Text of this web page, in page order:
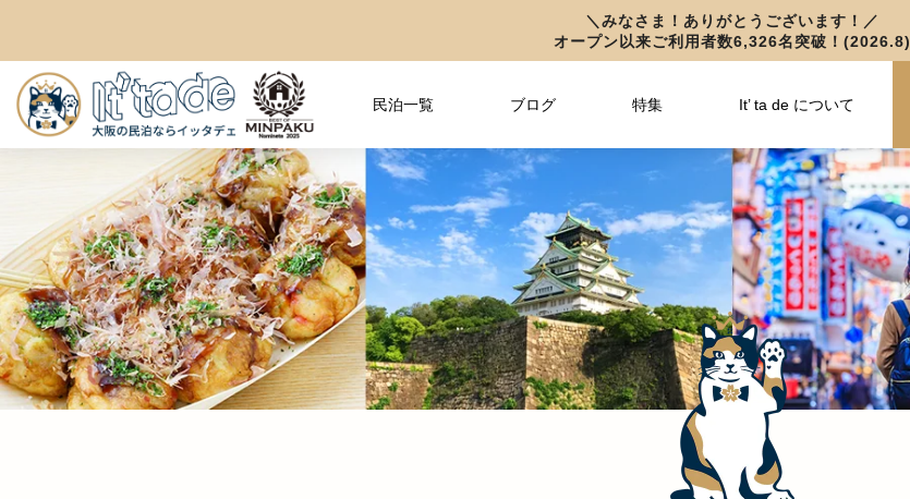
＼みなさま！ありがとうございます！／
オープン以来ご利用者数6,326名突破！(2026.8)
民泊一覧 ブログ 特集 It’ ta de について
アフター万博
おすすめ観光情報
3,000円OFFクーポン配布中！イッタ
3,000円OFFクーポン配布中！イッタ